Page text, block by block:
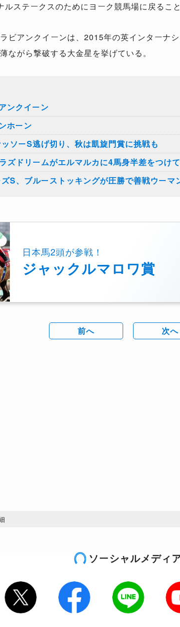
ステークスのためにヨーク競馬場に戻るこ
ビアンクイーンは、2015年の英インターナ
ながら撃破する大金星を挙げている。
ンクイーン
ホーン
ソーS逃げ切り、秋は凱旋門賞に挑戦も
ズドリームがエルマルカに4馬身半差をつけ
S、ブルーストッキングが圧勝で善戦ウーマ
日本馬2頭が参戦！
ジャックルマロワ賞
前へ 次へ
ソーシャルメディ
Twitter Facebook LINE